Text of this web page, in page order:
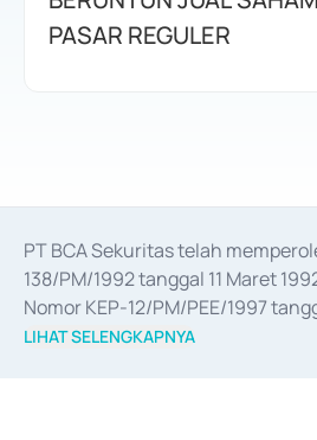
PASAR REGULER
PT BCA Sekuritas telah
138/PM/1992 tanggal 11 Maret
Nomor KEP-12/PM/PEE/1997
merger, akuisisi, divestasi, dan
LIHAT SELENGKAPNYA